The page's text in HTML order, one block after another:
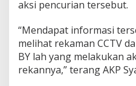
aksi pencurian tersebut.
“Mendapat informasi
melihat rekaman CCTV
BY lah yang melakukan
rekannya,” terang AKP